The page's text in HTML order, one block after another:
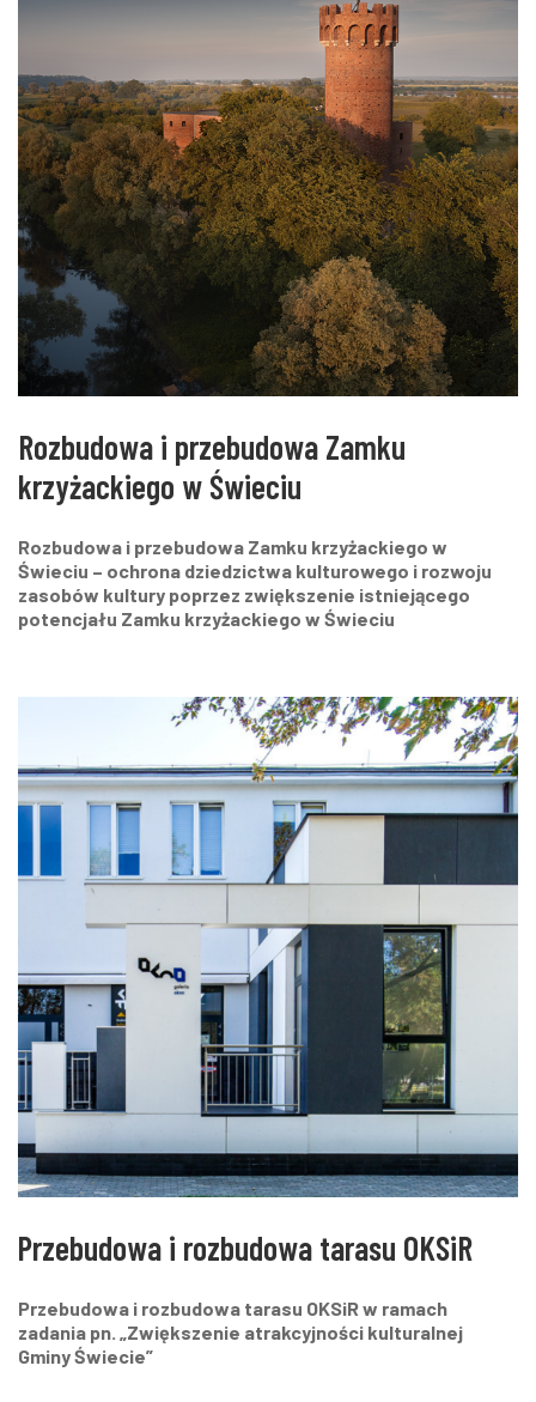
Rozbudowa i przebudowa Zamku
krzyżackiego w Świeciu
Rozbudowa i przebudowa Zamku krzyżackiego w
Świeciu – ochrona dziedzictwa kulturowego i rozwoju
zasobów kultury poprzez zwiększenie istniejącego
potencjału Zamku krzyżackiego w Świeciu
Przebudowa i rozbudowa tarasu OKSiR
Przebudowa i rozbudowa tarasu OKSiR w ramach
zadania pn. „Zwiększenie atrakcyjności kulturalnej
Gminy Świecie”